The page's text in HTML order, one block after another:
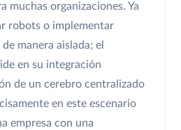
muchas organizaciones. Ya
robots o implementar
manera aislada; el
en su integración
de un cerebro centralizado
en este escenario
empresa con una